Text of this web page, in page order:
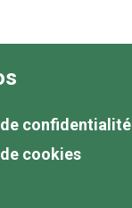
confidentialité
cookies